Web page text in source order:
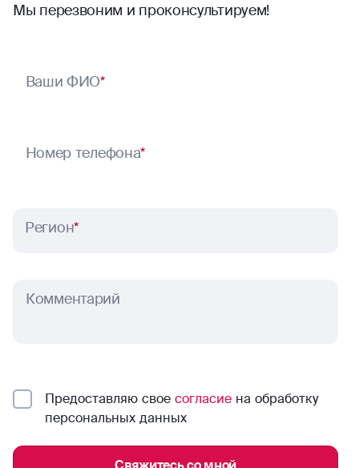
Мы перезвоним и проконсультируем!
Ваши ФИО*
Номер телефона*
Регион*
Комментарий
Предоставляю свое согласие на обработку
персональных данных